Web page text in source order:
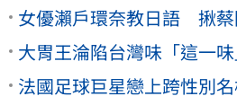
女優瀨戶環奈教日語 揪蔡
大胃王淪陷台灣味「這一
法國足球巨星戀上跨性別